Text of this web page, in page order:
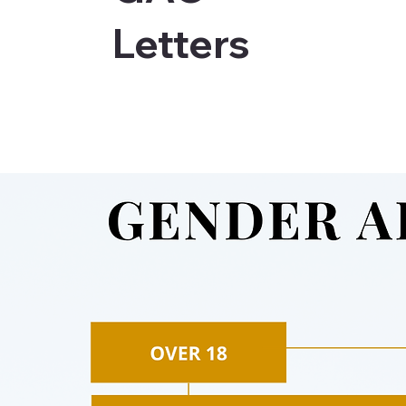
Letters